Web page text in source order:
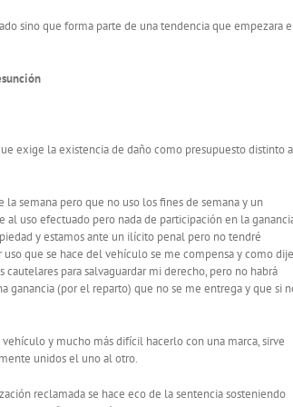
sino que forma parte de una tendencia que empezara
exige la existencia de daño como presupuesto distinto a
semana pero que no uso los fines de semana y un
uso efectuado pero nada de participación en la
y estamos ante un ilícito penal pero no tendré
que se hace del vehículo se me compensa y como dije
para salvaguardar mi derecho, pero no habrá
ganancia (por el reparto) que no se me entrega y que si
y mucho más difícil hacerlo con una marca, sirve
unidos el uno al otro.
reclamada se hace eco de la sentencia sosteniendo